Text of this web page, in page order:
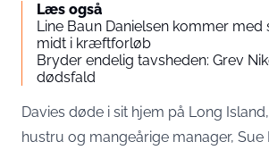
Læs også
Line Baun Danielsen kommer
midt i kræftforløb
Bryder endelig tavsheden: Grev
dødsfald
Davies døde i sit hjem på Long
hustru og mangeårige manager, Sue